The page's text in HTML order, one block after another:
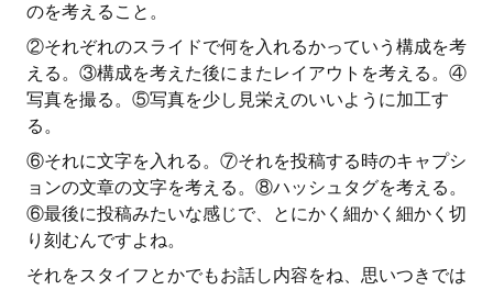
のを考えること。
②それぞれのスライドで何を入れるかっていう構成を考
える。③構成を考えた後にまたレイアウトを考える。④
写真を撮る。⑤写真を少し見栄えのいいように加工す
る。
⑥それに文字を入れる。⑦それを投稿する時のキャプシ
ョンの文章の文字を考える。⑧ハッシュタグを考える。
⑥最後に投稿みたいな感じで、とにかく細かく細かく切
り刻むんですよね。
それをスタイフとかでもお話し内容をね、思いつきでは